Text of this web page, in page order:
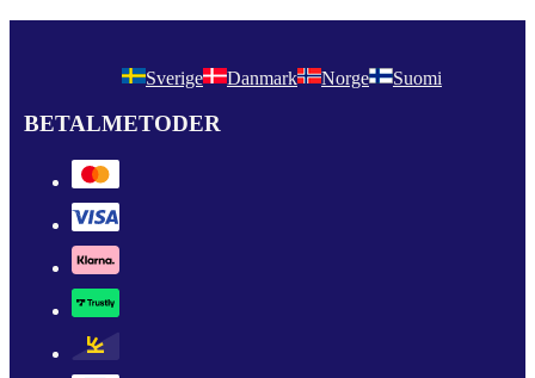
Sverige Danmark Norge Suomi
BETALMETODER